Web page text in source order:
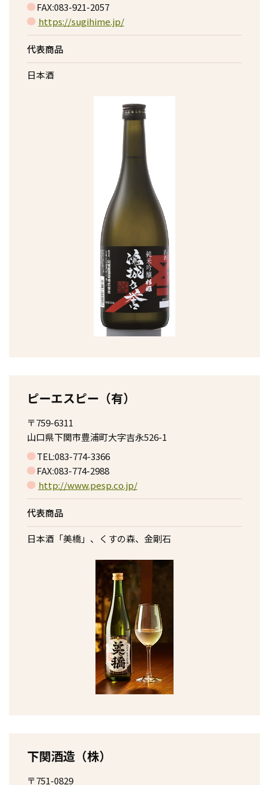
FAX:083-921-2057
https://sugihime.jp/
代表商品
日本酒
ピーエスピー（有）
〒759-6311
山口県下関市豊浦町大字吉永526-1
TEL:083-774-3366
FAX:083-774-2988
http://www.pesp.co.jp/
代表商品
日本酒「美橋」、くすの森、金剛石
下関酒造（株）
〒751-0829